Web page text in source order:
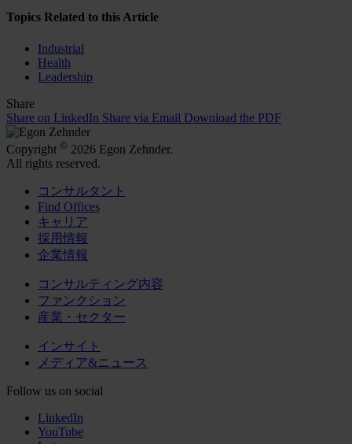
Topics Related to this Article
Industrial
Health
Leadership
Share
Share on LinkedIn Share via Email Download the PDF
Copyright © 2026 Egon Zehnder.
All rights reserved.
コンサルタント
Find Offices
キャリア
採用情報
企業情報
コンサルティング内容
ファンクション
産業・セクター
インサイト
メディア&ニュース
Follow us on social
LinkedIn
YouTube